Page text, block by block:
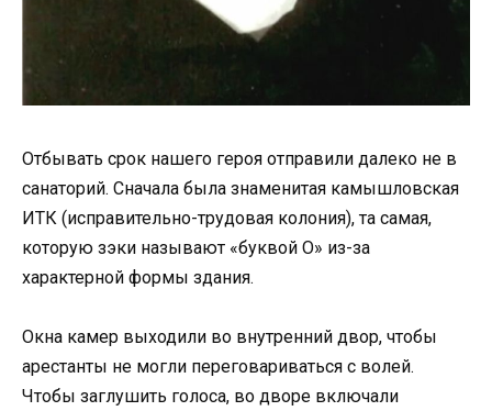
Отбывать срок нашего героя отправили далеко не в
санаторий. Сначала была знаменитая камышловская
ИТК (исправительно-трудовая колония), та самая,
которую зэки называют «буквой О» из-за
характерной формы здания.
Окна камер выходили во внутренний двор, чтобы
арестанты не могли переговариваться с волей.
Чтобы заглушить голоса, во дворе включали